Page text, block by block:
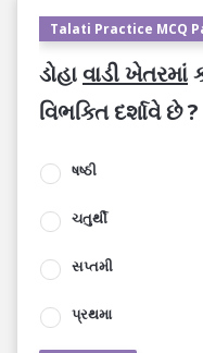
Talati Practice MCQ
ડોહાવાડી ખેતરમાં
વિભક્તિ દર્શાવે છે ?
ષષ્ઠી
ચતુર્થી
સપ્તમી
પ્રથમા